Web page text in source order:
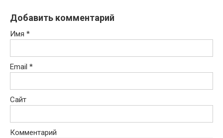
Добавить комментарий
Имя *
Email *
Сайт
Комментарий